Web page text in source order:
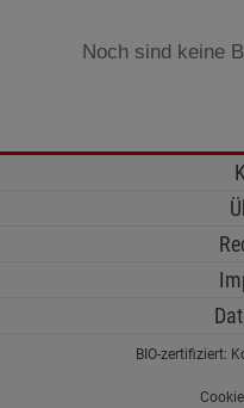
Noch sind keine
BIO-zertifiziert: